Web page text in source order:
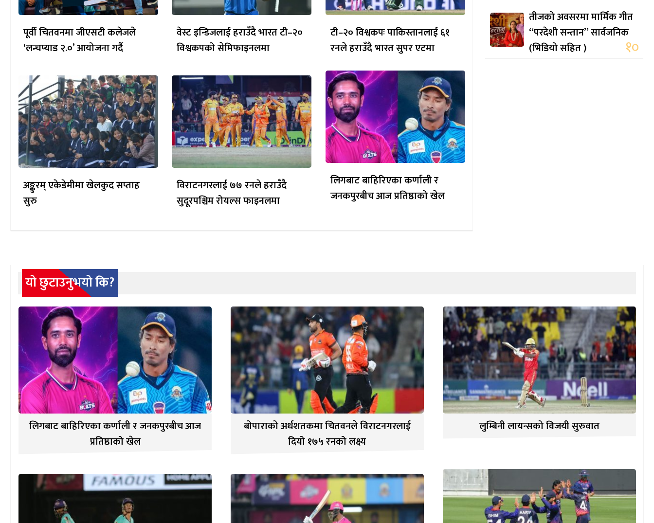
पूर्वी चितवनमा जीएसटी कलेजले
‘लन्चप्याड २.०’ आयोजना गर्दै
वेस्ट इन्डिजलाई हराउँदै भारत टी–२०
विश्वकपको सेमिफाइनलमा
टी–२० विश्वकपः पाकिस्तानलाई ६१
रनले हराउँदै भारत सुपर एटमा
अङ्कुरम् एकेडेमीमा खेलकुद सप्ताह
सुरु
विराटनगरलाई ७७ रनले हराउँदै
सुदूरपश्चिम रोयल्स फाइनलमा
लिगबाट बाहिरिएका कर्णाली र
जनकपुरबीच आज प्रतिष्ठाको खेल
तीजको अवसरमा मार्मिक गीत
“परदेशी सन्तान” सार्वजनिक
(भिडियो सहित )
१०
यो छुटाउनुभयो कि?
लिगबाट बाहिरिएका कर्णाली र जनकपुरबीच आज
प्रतिष्ठाको खेल
बोपाराको अर्धशतकमा चितवनले विराटनगरलाई
दियो १७५ रनको लक्ष्य
लुम्बिनी लायन्सको विजयी सुरुवात